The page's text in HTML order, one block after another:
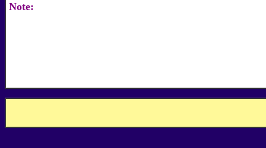
Note: